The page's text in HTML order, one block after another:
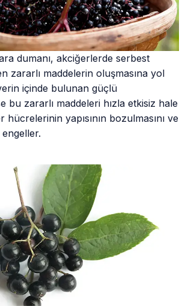
dumanı, akciğerlerde serbest
zararlı maddelerin oluşmasına yol
içinde bulunan güçlü
bu zararlı maddeleri hızla etkisiz hale
yapısının bozulmasını ve